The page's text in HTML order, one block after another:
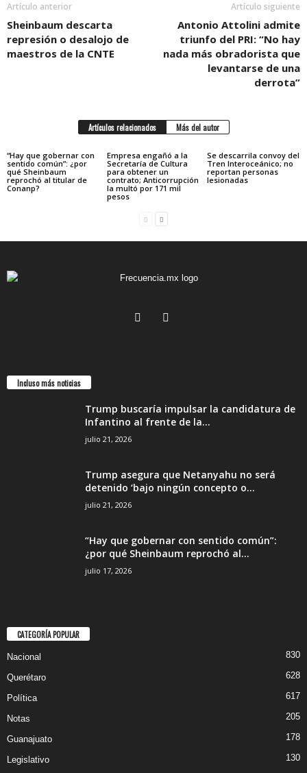
Artículo anterior
Sheinbaum descarta
represión o desalojo de
maestros de la CNTE
Artículo siguiente
Antonio Attolini admite
triunfo del PRI: “No hay
nada más obradorista que
levantarse de una
derrota”
Artículos relacionados Más del autor
“Hay que gobernar con
sentido común”: ¿por
qué Sheinbaum
reprochó al titular de
Conanp?
Empresa engañó a la
Secretaría de Cultura
para obtener un
contrato; Anticorrupción
la multó por 171 mil
pesos
Se descarrila convoy del
Tren Interoceánico; no
reportan personas
lesionadas
Incluso más noticias
Trump buscaría impulsar la candidatura de
Infantino al frente de la...
julio 21, 2026
Trump asegura que Netanyahu no será
detenido ‘bajo ningún concepto o...
julio 21, 2026
“Hay que gobernar con sentido común”:
¿por qué Sheinbaum reprochó al...
julio 17, 2026
CATEGORÍA POPULAR
Nacional 830
Querétaro 628
Política 617
Notas 205
Guanajuato 178
Legislativo 130